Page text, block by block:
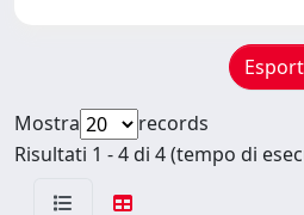
Mostra
records
Risultati 1 - 4 di 4 (tempo di